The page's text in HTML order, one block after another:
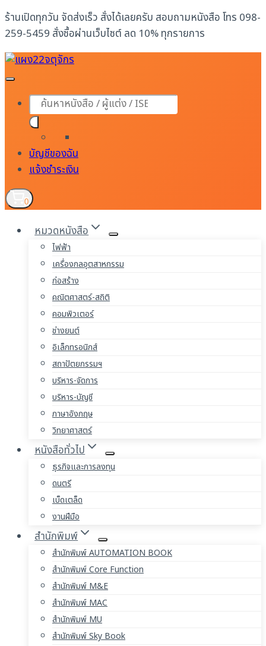
Skip
to
content
ร้านเปิดทุกวัน จัดส่งเร็ว สั่งได้เลยครับ สอบถามหนังสือ โทร 098-
259-5459 สั่งซื้อผ่านเว็บไซต์ ลด 10% ทุกรายการ
Products
search
บัญชีของฉัน
แจ้งชำระเงิน
0
หมวดหนังสือ
ไฟฟ้า
เครื่องกลอุตสาหกรรม
ก่อสร้าง
คณิตศาสตร์-สถิติ
คอมพิวเตอร์
ช่างยนต์
อิเล็กทรอนิกส์
สถาปัตยกรรมฯ
บริหาร-จัดการ
บริหาร-บัญชี
ภาษาอังกฤษ
วิทยาศาสตร์
หนังสือทั่วไป
ธุรกิจและการลงทุน
ดนตรี
เบ็ดเตล็ด
งานฝีมือ
สำนักพิมพ์
สำนักพิมพ์ AUTOMATION BOOK
สำนักพิมพ์ Core Function
สำนักพิมพ์ M&E
สำนักพิมพ์ MAC
สำนักพิมพ์ MU
สำนักพิมพ์ Sky Book